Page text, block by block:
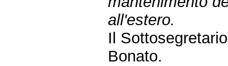
all'estero.
Il
Bonato.